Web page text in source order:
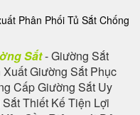
Phân Phối Tủ Sắt Chống
Sắt- Giường Sắt
Giường Sắt Phục
Cấp Giường Sắt Uy
Thiết Kế Tiện Lợi